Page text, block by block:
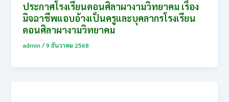
ประกาศโรงเรียนดอนศิลาผางามวิทยาคม เรื่อง
มิจฉาชีพแอบอ้างเป็นครูและบุคลากรโรงเรียน
ดอนศิลาผางามวิทยาคม
admin/9 ธันวาคม 2568